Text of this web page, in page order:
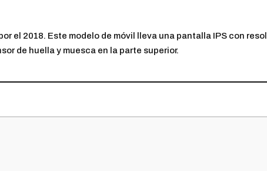
el 2018. Este modelo de móvil lleva una pantalla IPS con
de huella y muesca en la parte superior.